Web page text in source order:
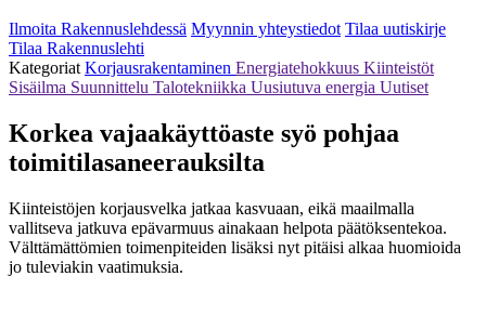
Ilmoita Rakennuslehdessä Myynnin yhteystiedot Tilaa uutiskirje
Tilaa Rakennuslehti
Kategoriat Korjausrakentaminen Energiatehokkuus Kiinteistöt
Sisäilma Suunnittelu Talotekniikka Uusiutuva energia Uutiset
Korkea vajaakäyttöaste syö pohjaa
toimitilasaneerauksilta
Kiinteistöjen korjausvelka jatkaa kasvuaan, eikä maailmalla
vallitseva jatkuva epävarmuus ainakaan helpota päätöksentekoa.
Välttämättömien toimenpiteiden lisäksi nyt pitäisi alkaa huomioida
jo tuleviakin vaatimuksia.